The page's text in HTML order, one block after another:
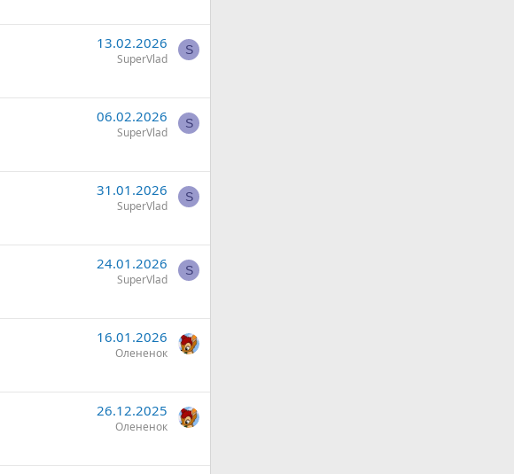
13.02.2026
SuperVlad
S
06.02.2026
SuperVlad
S
31.01.2026
SuperVlad
S
24.01.2026
SuperVlad
S
16.01.2026
Олененок
26.12.2025
Олененок